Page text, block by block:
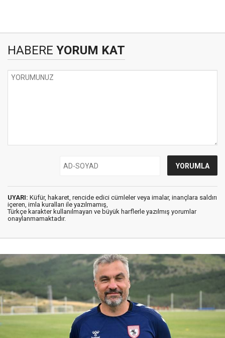
HABERE YORUM KAT
UYARI: Küfür, hakaret, rencide edici cümleler veya imalar, inançlara saldırı
içeren, imla kuralları ile yazılmamış,
Türkçe karakter kullanılmayan ve büyük harflerle yazılmış yorumlar
onaylanmamaktadır.